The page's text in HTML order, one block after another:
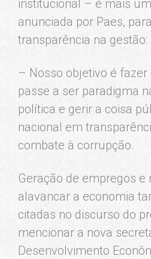
institucional – é mais
anunciada por Paes,
transparência na gestão:
– Nosso objetivo é fazer
passe a ser paradigma
política e gerir a coisa
nacional em
combate à corrupção.
Geração de empregos e
alavancar a economia
citadas no discurso do
mencionar a nova
Desenvolvimento